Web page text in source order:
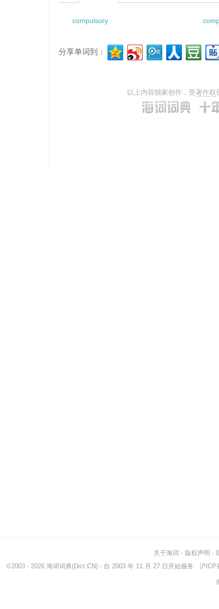
compulsory
分享单词到：
以上内容独家创作，受著作权
关于海词 - 版权声明 -
©2003 - 2026 海词词典(Dict.CN) - 自 2003 年 11 月 27 日开始服务 沪ICP